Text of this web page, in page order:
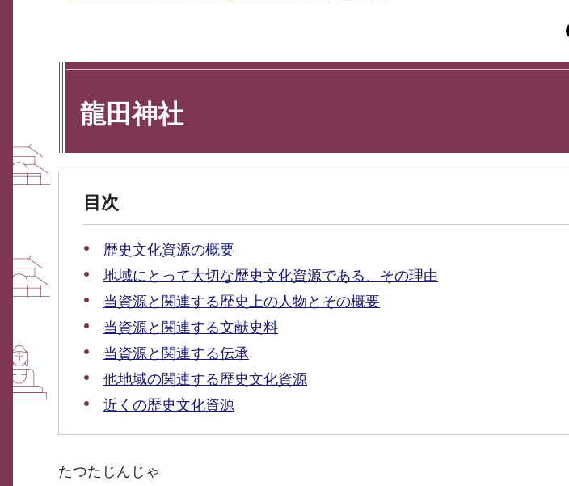
龍田神社
目次
歴史文化資源の概要
地域にとって大切な歴史文化資源である、その理由
当資源と関連する歴史上の人物とその概要
当資源と関連する文献史料
当資源と関連する伝承
他地域の関連する歴史文化資源
近くの歴史文化資源
たつたじんじゃ